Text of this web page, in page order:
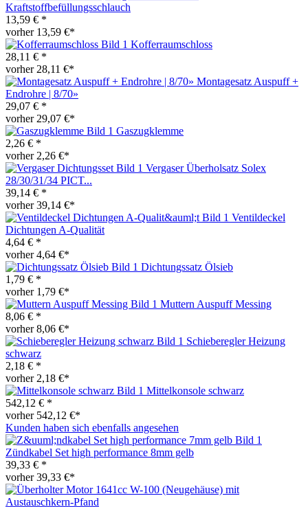
Kraftstoffbefüllungsschlauch
13,59 € *
vorher 13,59 €*
Kofferraumschloss
28,11 € *
vorher 28,11 €*
Montagesatz Auspuff +
Endrohre | 8/70»
29,07 € *
vorher 29,07 €*
Gaszugklemme
2,26 € *
vorher 2,26 €*
Vergaser Überholsatz Solex
28/30/31/34 PICT...
39,14 € *
vorher 39,14 €*
Ventildeckel
Dichtungen A-Qualität
4,64 € *
vorher 4,64 €*
Dichtungssatz Ölsieb
1,79 € *
vorher 1,79 €*
Muttern Auspuff Messing
8,06 € *
vorher 8,06 €*
Schieberegler Heizung
schwarz
2,18 € *
vorher 2,18 €*
Mittelkonsole schwarz
542,12 € *
vorher 542,12 €*
Kunden haben sich ebenfalls angesehen
Zündkabel Set high performance 8mm gelb
39,33 € *
vorher 39,33 €*